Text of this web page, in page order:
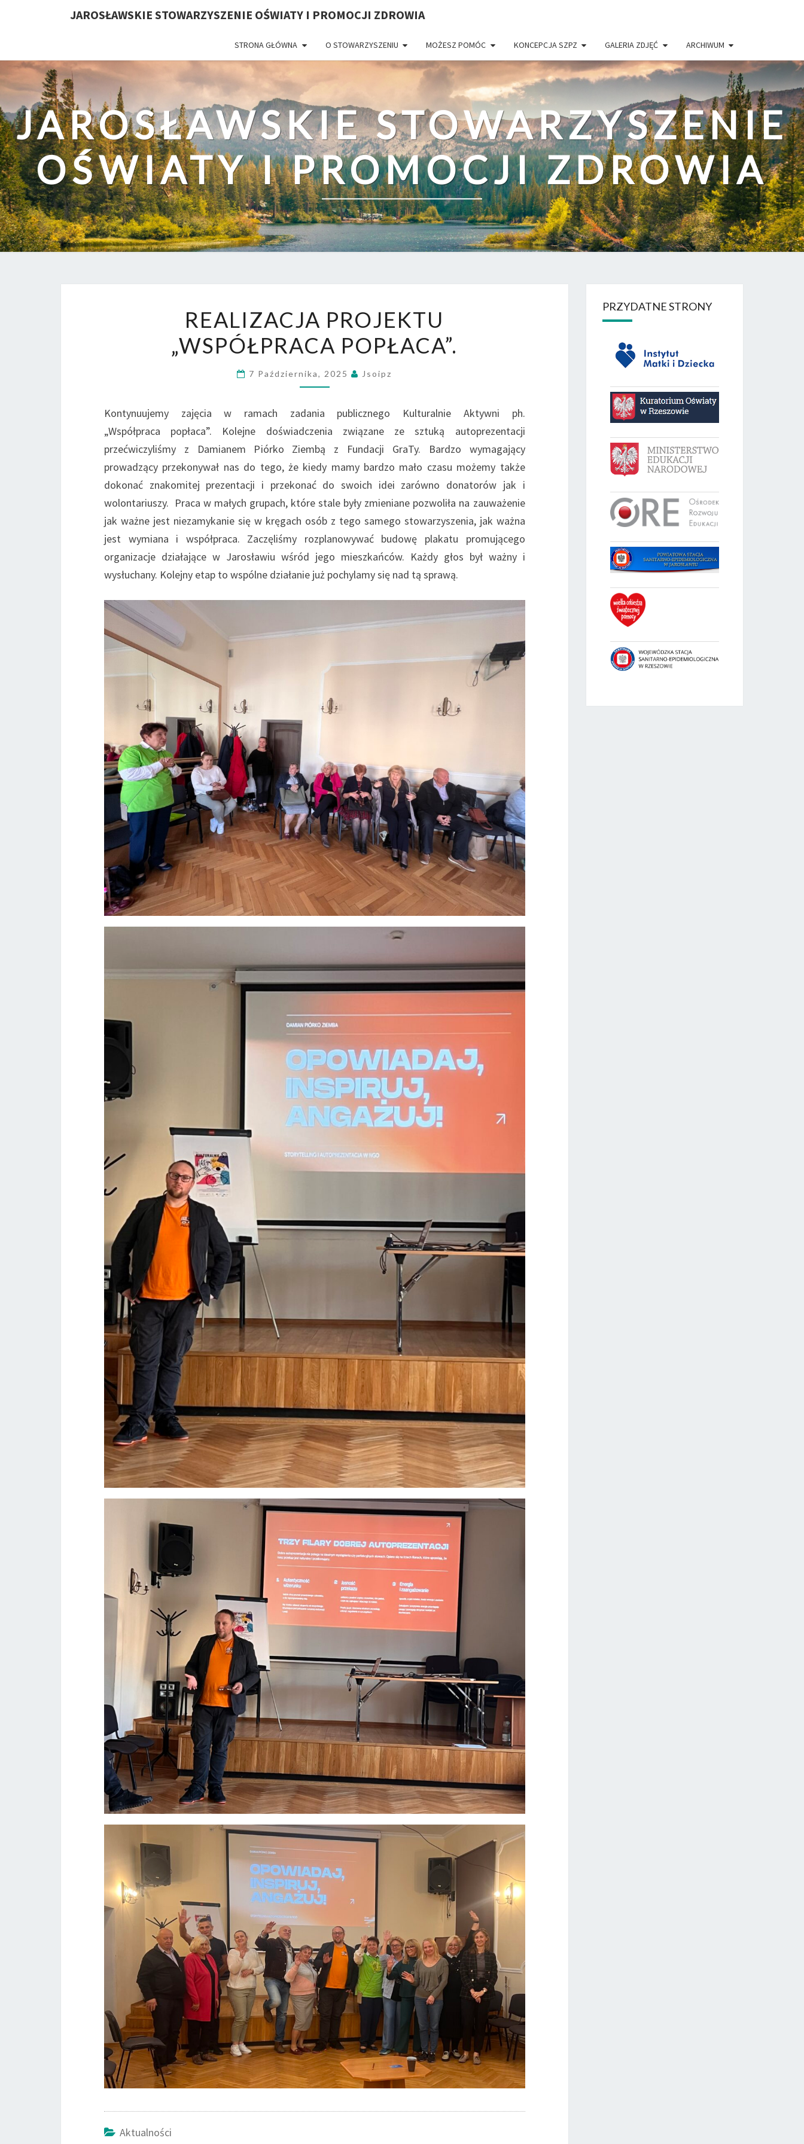
JAROSŁAWSKIE STOWARZYSZENIE OŚWIATY I PROMOCJI ZDROWIA
STRONA GŁÓWNA O STOWARZYSZENIU MOŻESZ POMÓC KONCEPCJA SZPZ GALERIA ZDJĘĆ ARCHIWUM
JAROSŁAWSKIE STOWARZYSZENIE
OŚWIATY I PROMOCJI ZDROWIA
PROJEKTU
„WSPÓŁPRACA POPŁACA”.
REALIZACJA PROJEKTU
„WSPÓŁPRACA POPŁACA”.
7 Października, 2025 Jsoipz
Kontynuujemy zajęcia w ramach zadania publicznego Kulturalnie Aktywni ph.
„Współpraca popłaca”. Kolejne doświadczenia związane ze sztuką autoprezentacji
przećwiczyliśmy z Damianem Piórko Ziembą z Fundacji GraTy. Bardzo wymagający
prowadzący przekonywał nas do tego, że kiedy mamy bardzo mało czasu możemy także
dokonać znakomitej prezentacji i przekonać do swoich idei zarówno donatorów jak i
wolontariuszy. Praca w małych grupach, które stale były zmieniane pozwoliła na zauważenie
jak ważne jest niezamykanie się w kręgach osób z tego samego stowarzyszenia, jak ważna
jest wymiana i współpraca. Zaczęliśmy rozplanowywać budowę plakatu promującego
organizacje działające w Jarosławiu wśród jego mieszkańców. Każdy głos był ważny i
wysłuchany. Kolejny etap to wspólne działanie już pochylamy się nad tą sprawą.
Aktualności
PRZYDATNE STRONY